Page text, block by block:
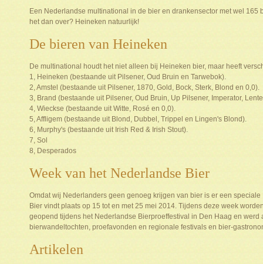
Een Nederlandse multinational in de bier en drankensector met wel
het dan over? Heineken natuurlijk!
De bieren van Heineken
De multinational houdt het niet alleen bij Heineken bier, maar heeft
1, Heineken (bestaande uit Pilsener, Oud Bruin en Tarwebok).
2, Amstel (bestaande uit Pilsener, 1870, Gold, Bock, Sterk, Blond en 0,0).
3, Brand (bestaande uit Pilsener, Oud Bruin, Up Pilsener, Imperator,
4, Wieckse (bestaande uit Witte, Rosé en 0,0).
5, Affligem (bestaande uit Blond, Dubbel, Trippel en Lingen's Blond).
6, Murphy's (bestaande uit Irish Red & Irish Stout).
7, Sol
8, Desperados
Week van het Nederlandse Bier
Omdat wij Nederlanders geen genoeg krijgen van bier is er een
Bier vindt plaats op 15 tot en met 25 mei 2014. Tijdens deze week
geopend tijdens het Nederlandse Bierproeffestival in Den Haag en
bierwandeltochten, proefavonden en regionale festivals en bier-
Artikelen